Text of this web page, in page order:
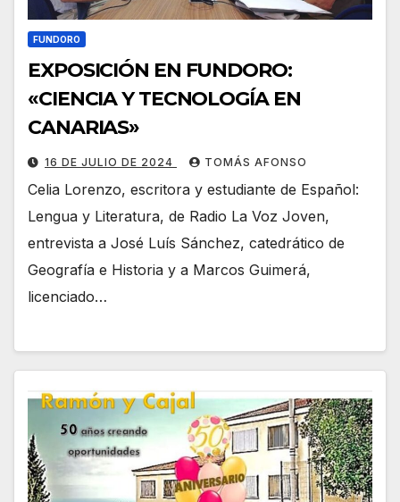
FUNDORO
EXPOSICIÓN EN FUNDORO:
«CIENCIA Y TECNOLOGÍA EN
CANARIAS»
16 DE JULIO DE 2024 TOMÁS AFONSO
Celia Lorenzo, escritora y estudiante de Español:
Lengua y Literatura, de Radio La Voz Joven,
entrevista a José Luís Sánchez, catedrático de
Geografía e Historia y a Marcos Guimerá,
licenciado…